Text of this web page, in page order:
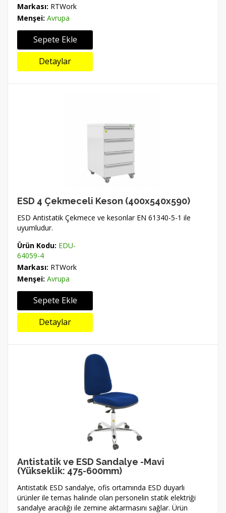
Markası: RTWork
Menşei: Avrupa
Sepete Ekle
Detaylar
ESD 4 Çekmeceli Keson (400x540x590)
ESD Antistatik Çekmece ve kesonlar EN 61340-5-1 ile
uyumludur.
Ürün Kodu: EDU-
64059-4
Markası: RTWork
Menşei: Avrupa
Sepete Ekle
Detaylar
Antistatik ve ESD Sandalye -Mavi
(Yükseklik: 475-600mm)
Antistatik ESD sandalye, ofis ortamında ESD duyarlı
ürünler ile temas halinde olan personelin statik elektriği
sandalye aracılığı ile zemine aktarmasını sağlar. Ürün